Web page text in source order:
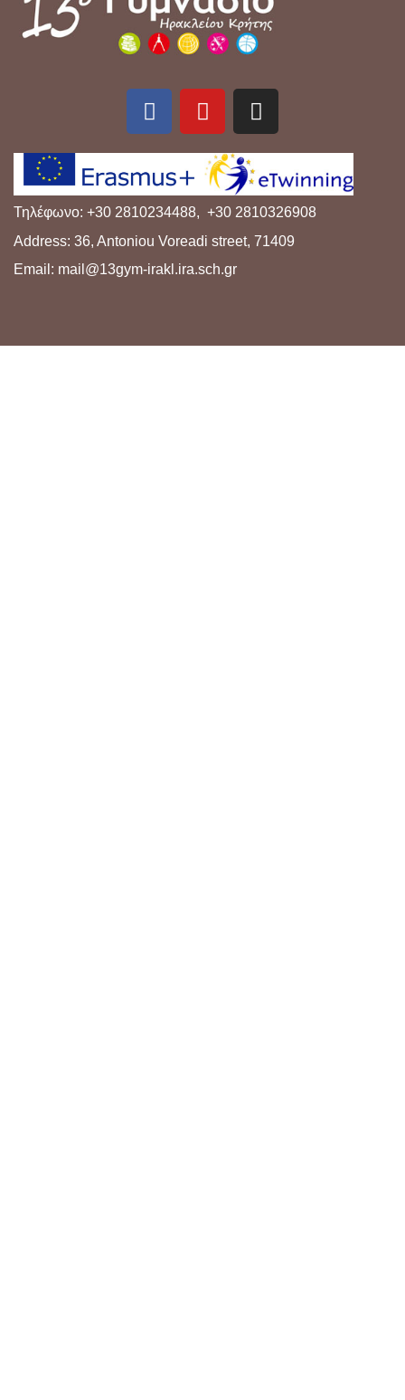
Τηλέφωνο: +30 2810234488, +30 2810326908
Address: 36, Antoniou Voreadi street, 71409
Email: mail@13gym-irakl.ira.sch.gr